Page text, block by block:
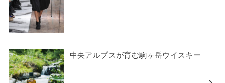
中央アルプスが育む駒ヶ岳ウイスキー